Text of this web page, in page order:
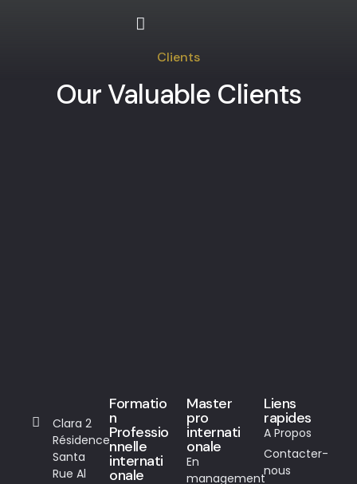
Clients
Our Valuable Clients
Clara 2
Résidence
Santa
Rue Al
Formatio
n
Professio
nnelle
internati
onale
Master
pro
internati
onale
En
management
Liens
rapides
A Propos
Contacter-
nous